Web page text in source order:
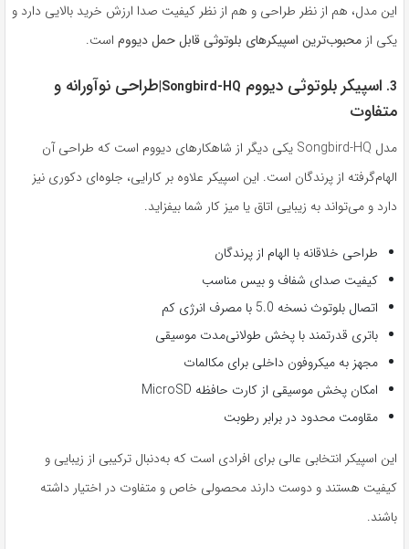
این مدل، هم از نظر طراحی و هم از نظر کیفیت صدا ارزش خرید بالایی دارد و
یکی از محبوب‌ترین اسپیکرهای بلوتوثی قابل حمل دیووم است.
3. اسپیکر بلوتوثی دیووم Songbird-HQ
|طراحی نوآورانه و
متفاوت
مدل Songbird-HQ یکی دیگر از شاهکارهای دیووم است که طراحی آن
الهام‌گرفته از پرندگان است. این اسپیکر علاوه بر کارایی، جلوه‌ای دکوری نیز
دارد و می‌تواند به زیبایی اتاق یا میز کار شما بیفزاید.
طراحی خلاقانه با الهام از پرندگان
کیفیت صدای شفاف و بیس مناسب
اتصال بلوتوث نسخه 5.0 با مصرف انرژی کم
باتری قدرتمند با پخش طولانی‌مدت موسیقی
مجهز به میکروفون داخلی برای مکالمات
امکان پخش موسیقی از کارت حافظه MicroSD
مقاومت محدود در برابر رطوبت
این اسپیکر انتخابی عالی برای افرادی است که به‌دنبال ترکیبی از زیبایی و
کیفیت هستند و دوست دارند محصولی خاص و متفاوت در اختیار داشته
باشند.